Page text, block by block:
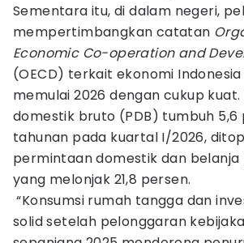
Sementara itu, di dalam negeri,
mempertimbangkan catatan
Economic Co-operation and
(OECD) terkait ekonomi
memulai 2026 dengan cukup kuat.
domestik bruto (PDB) tumbuh 5,6
tahunan pada kuartal I/2026,
permintaan domestik dan
yang melonjak 21,8 persen.
“Konsumsi rumah tangga dan
solid setelah pelonggaran